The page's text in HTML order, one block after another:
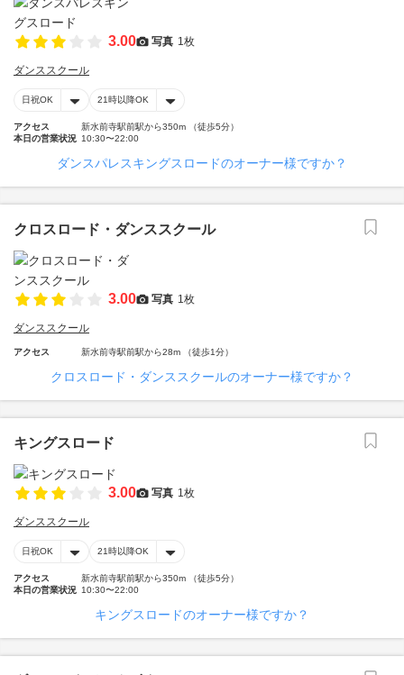
3.00 写真 1枚
ダンススクール
日祝OK 21時以降OK
アクセス
新水前寺駅前駅から350m （徒歩5分）
本日の営業状況 10:30〜22:00
ダンスパレスキングスロードのオーナー様ですか？
クロスロード・ダンススクール
3.00 写真 1枚
ダンススクール
アクセス 新水前寺駅前駅から28m （徒歩1分）
クロスロード・ダンススクールのオーナー様ですか？
キングスロード
3.00 写真 1枚
ダンススクール
日祝OK 21時以降OK
アクセス
新水前寺駅前駅から350m （徒歩5分）
本日の営業状況 10:30〜22:00
キングスロードのオーナー様ですか？